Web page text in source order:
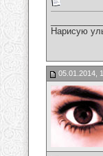
Нарисую
05.01.2014,